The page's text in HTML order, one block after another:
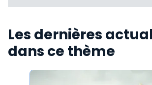
Les dernières
dans ce thème